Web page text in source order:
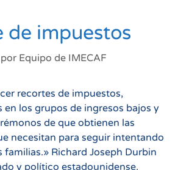
de impuestos
por Equipo de IMECAF
recortes de impuestos,
los grupos de ingresos bajos y
de que obtienen las
necesitan para seguir intentando
familias.» Richard Joseph Durbin
y político estadounidense.